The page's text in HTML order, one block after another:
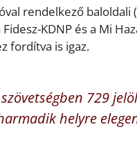
rendelkező baloldali
KDNP és a Mi
fordítva is igaz.
729
helyre